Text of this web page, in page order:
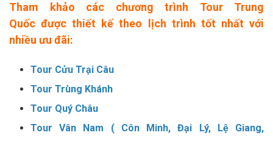
Tham khảo các chương trình Tour Trung
Quốc được thiết kế theo lịch trình tốt nhất với
nhiều ưu đãi:
Tour Cửu Trại Câu
Tour Trùng Khánh
Tour Quý Châu
Tour Vân Nam ( Côn Minh, Đại Lý, Lệ Giang,